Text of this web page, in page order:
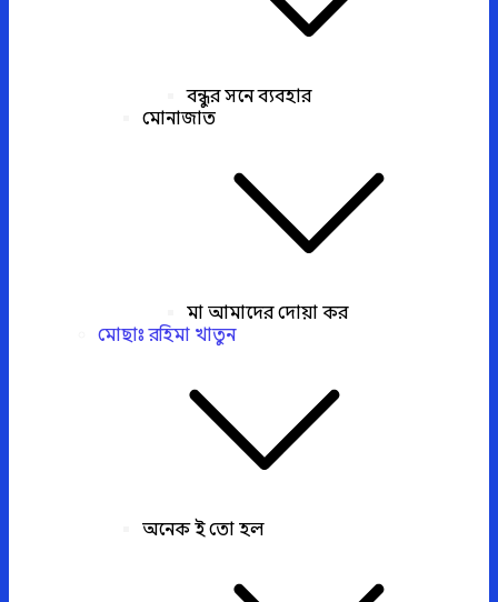
বন্ধুর সনে ব্যবহার
মোনাজাত
মা আমাদের দোয়া কর
মোছাঃ রহিমা খাতুন
অনেক ই তো হল